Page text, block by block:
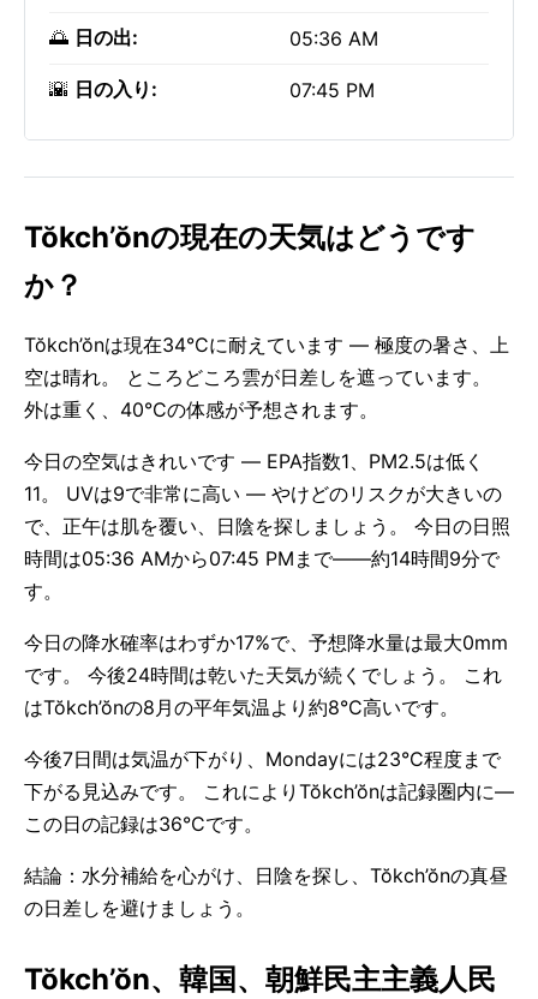
🌅 日の出: 05:36 AM
🌇 日の入り: 07:45 PM
Tŏkch’ŏnの現在の天気はどうです
か？
Tŏkch’ŏnは現在34°Cに耐えています — 極度の暑さ、上
空は晴れ。 ところどころ雲が日差しを遮っています。
外は重く、40°Cの体感が予想されます。
今日の空気はきれいです — EPA指数1、PM2.5は低く
11。 UVは9で非常に高い — やけどのリスクが大きいの
で、正午は肌を覆い、日陰を探しましょう。 今日の日照
時間は05:36 AMから07:45 PMまで——約14時間9分で
す。
今日の降水確率はわずか17%で、予想降水量は最大0mm
です。 今後24時間は乾いた天気が続くでしょう。 これ
はTŏkch’ŏnの8月の平年気温より約8°C高いです。
今後7日間は気温が下がり、Mondayには23°C程度まで
下がる見込みです。 これによりTŏkch’ŏnは記録圏内に—
この日の記録は36°Cです。
結論：水分補給を心がけ、日陰を探し、Tŏkch’ŏnの真昼
の日差しを避けましょう。
Tŏkch’ŏn、韓国、朝鮮民主主義人民